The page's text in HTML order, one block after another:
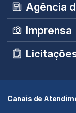
Agência
Imprensa
Canais de